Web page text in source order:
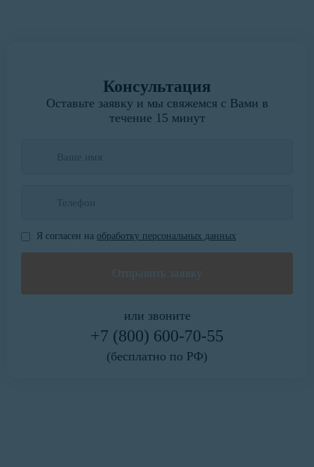
Консультация
Оставьте заявку и мы свяжемся с Вами в
течение 15 минут
Я согласен на обработку персональных данных
или звоните
+7 (800) 600-70-55
(бесплатно по РФ)